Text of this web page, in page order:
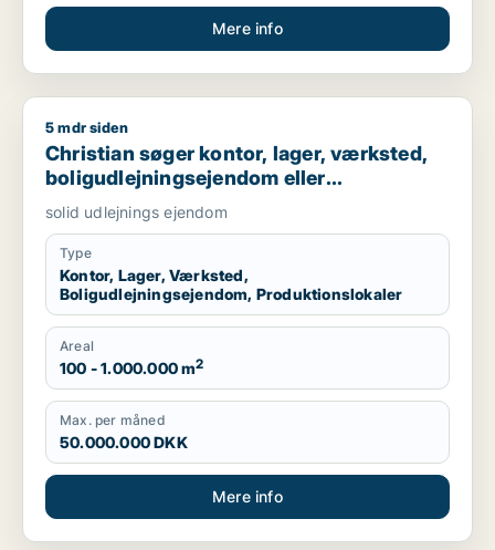
Mere info
Christian søger kontor, lager, værksted,
5 mdr siden
Christian søger kontor, lager, værksted,
boligudlejningsejendom eller
produktionslokaler til salg i Nordsjælland,
Roskilde eller Holbæk
solid udlejnings ejendom
Type
Kontor, Lager, Værksted,
Boligudlejningsejendom, Produktionslokaler
Areal
100 - 1.000.000 m2
Max. per måned
50.000.000 DKK
Mere info